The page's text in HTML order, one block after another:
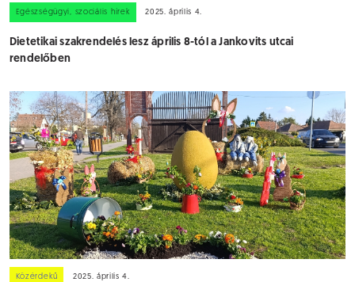
Egészségügyi, szociális hírek 2025. április 4.
Dietetikai szakrendelés lesz április 8-tól a Jankovits utcai
rendelőben
Közérdekű 2025. április 4.